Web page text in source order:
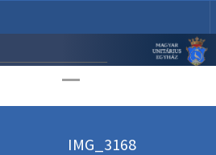
Unitárius
IMG_3168